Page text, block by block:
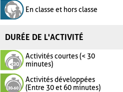
En classe et hors classe
DURÉE DE L'ACTIVITÉ
Activités courtes (< 30
minutes)
Activités développées
(Entre 30 et 60 minutes)